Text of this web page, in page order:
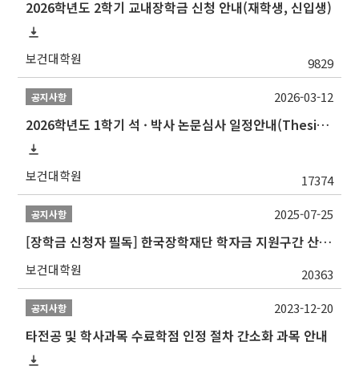
2026학년도 2학기 교내장학금 신청 안내(재학생, 신입생)
보건대학원 9829
공지사항
2026학년도 1학기 석 · 박사 논문심사 일정안내(Thesis Defense Schedules)
보건대학원 17374
2026-03-12
공지사항
[장학금 신청자 필독] 한국장학재단 학자금 지원구간 산정 권고
보건대학원 20363
2025-07-25
공지사항
타전공 및 학사과목 수료학점 인정 절차 간소화 과목 안내
2023-12-20